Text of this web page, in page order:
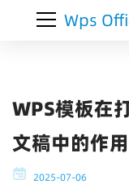
Wps
WPS模板在
文稿中的作用
2025-07-06